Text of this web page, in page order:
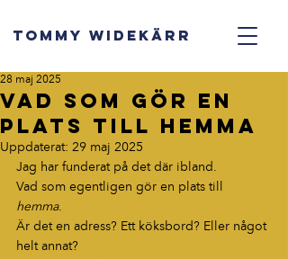
TOMMY WIDEKÄRR
Vad som gör en
plats till hemma
28 maj 2025
Uppdaterat: 29 maj 2025
Jag har funderat på det där ibland.
Vad som egentligen gör en plats till
hemma.
Är det en adress? Ett köksbord? Eller något
helt annat?